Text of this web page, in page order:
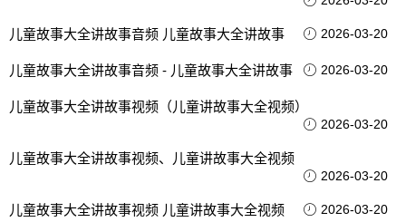
儿童故事大全讲故事音频 儿童故事大全讲故事 2026-03-20
儿童故事大全讲故事音频 - 儿童故事大全讲故事 2026-03-20
儿童故事大全讲故事视频（儿童讲故事大全视频）
2026-03-20
儿童故事大全讲故事视频、儿童讲故事大全视频
2026-03-20
儿童故事大全讲故事视频 儿童讲故事大全视频 2026-03-20